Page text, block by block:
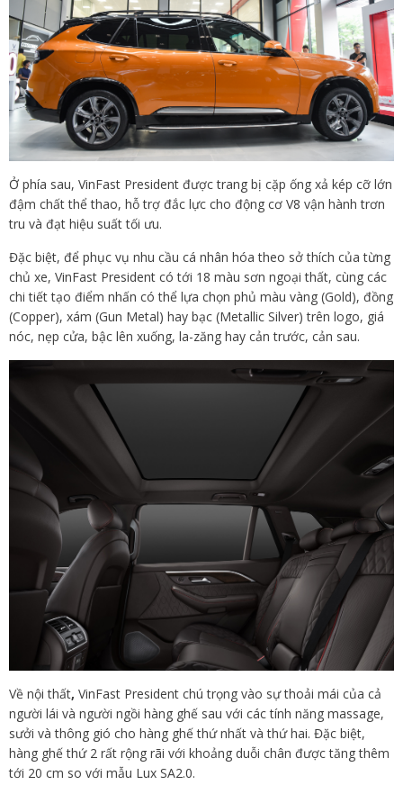
Ở phía sau, VinFast President được trang bị cặp ống xả kép cỡ lớn
đậm chất thể thao, hỗ trợ đắc lực cho động cơ V8 vận hành trơn
tru và đạt hiệu suất tối ưu.
Đặc biệt, để phục vụ nhu cầu cá nhân hóa theo sở thích của từng
chủ xe, VinFast President có tới 18 màu sơn ngoại thất, cùng các
chi tiết tạo điểm nhấn có thể lựa chọn phủ màu vàng (Gold), đồng
(Copper), xám (Gun Metal) hay bạc (Metallic Silver) trên logo, giá
nóc, nẹp cửa, bậc lên xuống, la-zăng hay cản trước, cản sau.
Về nội thất, VinFast President chú trọng vào sự thoải mái của cả
người lái và người ngồi hàng ghế sau với các tính năng massage,
sưởi và thông gió cho hàng ghế thứ nhất và thứ hai. Đặc biệt,
hàng ghế thứ 2 rất rộng rãi với khoảng duỗi chân được tăng thêm
tới 20 cm so với mẫu Lux SA2.0.